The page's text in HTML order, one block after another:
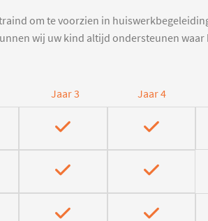
om te voorzien in
wij uw kind altijd ondersteunen
Jaar 3 Jaar 4